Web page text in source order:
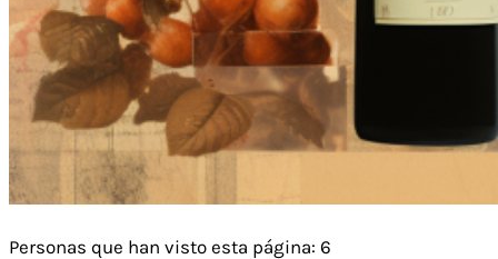
Personas que han visto esta página: 6